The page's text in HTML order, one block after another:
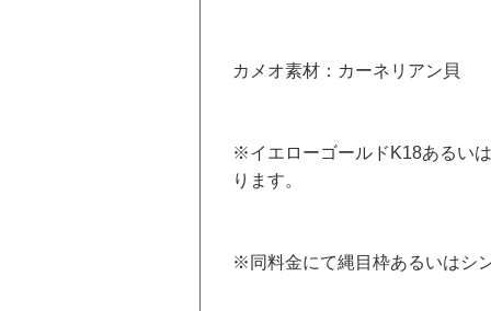
カメオ素材：カーネリアン貝
※イエローゴールドK18あるい
ります。
※同料金にて縄目枠あるいはシ